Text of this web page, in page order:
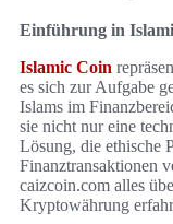
Einführung in
Islamic Coin
es sich zur Aufgabe
Islams im
sie nicht nur eine
Lösung, die ethische
Finanztransaktionen
caizcoin.com alles
Kryptowährung